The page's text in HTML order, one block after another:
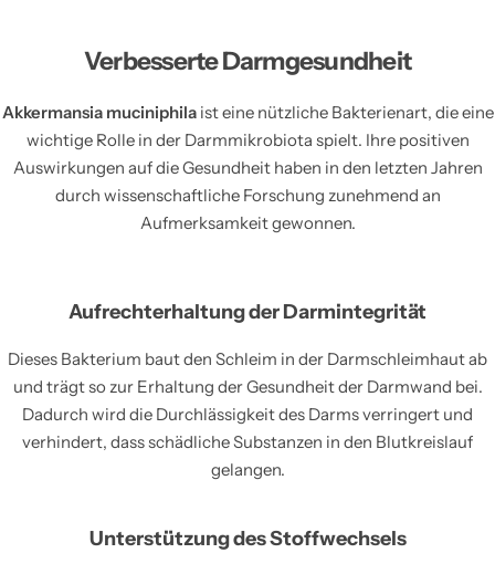
Verbesserte Darmgesundheit
Akkermansia muciniphilaist eine nützliche Bakterienart, die eine
wichtige Rolle in der Darmmikrobiota spielt. Ihre positiven
Auswirkungen auf die Gesundheit haben in den letzten Jahren
durch wissenschaftliche Forschung zunehmend an
Aufmerksamkeit gewonnen.
Aufrechterhaltung der Darmintegrität
Dieses Bakterium baut den Schleim in der Darmschleimhaut ab
und trägt so zur Erhaltung der Gesundheit der Darmwand bei.
Dadurch wird die Durchlässigkeit des Darms verringert und
verhindert, dass schädliche Substanzen in den Blutkreislauf
gelangen.
Unterstützung des Stoffwechsels